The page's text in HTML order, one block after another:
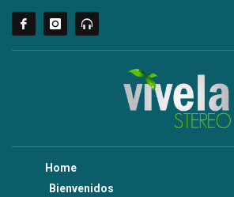
Home
Bienvenidos